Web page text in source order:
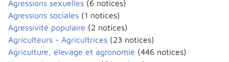
Agressions sexuelles (6 notices)
Agressions sociales (1 notices)
Agressivité populaire (2 notices)
Agriculteurs - Agricultrices (23 notices)
Agriculture, élevage et agronomie (446 notices)